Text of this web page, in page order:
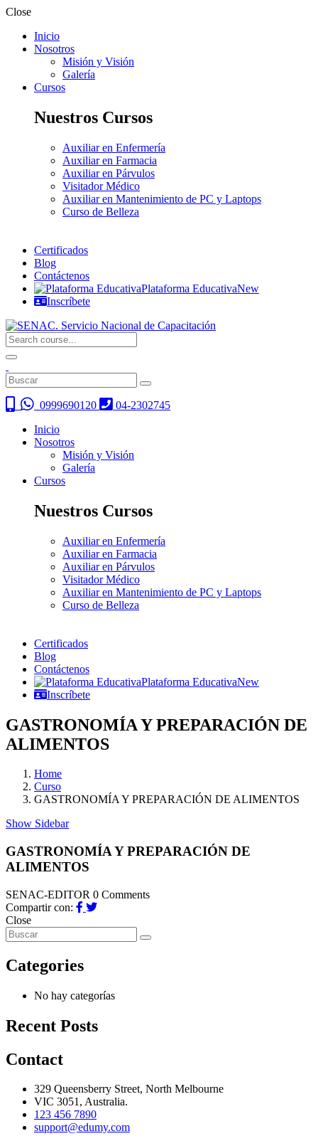
Close
Inicio
Nosotros
Misión y Visión
Galería
Cursos
Nuestros Cursos
Auxiliar en Enfermería
Auxiliar en Farmacia
Auxiliar en Párvulos
Visitador Médico
Auxiliar en Mantenimiento de PC y Laptops
Curso de Belleza
Certificados
Blog
Contáctenos
Plataforma EducativaNew
Inscríbete
0999690120
04-2302745
Inicio
Nosotros
Misión y Visión
Galería
Cursos
Nuestros Cursos
Auxiliar en Enfermería
Auxiliar en Farmacia
Auxiliar en Párvulos
Visitador Médico
Auxiliar en Mantenimiento de PC y Laptops
Curso de Belleza
Certificados
Blog
Contáctenos
Plataforma EducativaNew
Inscríbete
GASTRONOMÍA Y PREPARACIÓN DE
ALIMENTOS
Home
Curso
GASTRONOMÍA Y PREPARACIÓN DE ALIMENTOS
Show Sidebar
GASTRONOMÍA Y PREPARACIÓN DE
ALIMENTOS
SENAC-EDITOR 0 Comments
Compartir con:
Close
Categories
No hay categorías
Recent Posts
Contact
329 Queensberry Street, North Melbourne
VIC 3051, Australia.
123 456 7890
support@edumy.com